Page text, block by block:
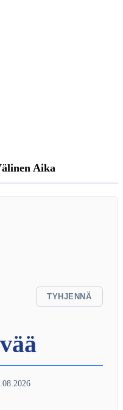
Aika
TYHJENNÄ